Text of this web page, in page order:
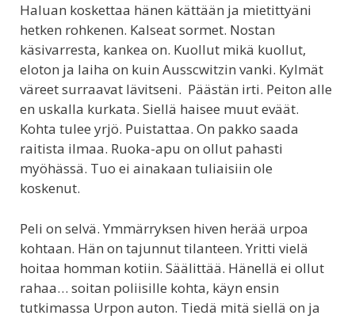
Haluan koskettaa hänen kättään ja mietittyäni
hetken rohkenen. Kalseat sormet. Nostan
käsivarresta, kankea on. Kuollut mikä kuollut,
eloton ja laiha on kuin Ausscwitzin vanki. Kylmät
väreet surraavat lävitseni. Päästän irti. Peiton alle
en uskalla kurkata. Siellä haisee muut eväät.
Kohta tulee yrjö. Puistattaa. On pakko saada
raitista ilmaa. Ruoka-apu on ollut pahasti
myöhässä. Tuo ei ainakaan tuliaisiin ole
koskenut.
Peli on selvä. Ymmärryksen hiven herää urpoa
kohtaan. Hän on tajunnut tilanteen. Yritti vielä
hoitaa homman kotiin. Säälittää. Hänellä ei ollut
rahaa… soitan poliisille kohta, käyn ensin
tutkimassa Urpon auton. Tiedä mitä siellä on ja